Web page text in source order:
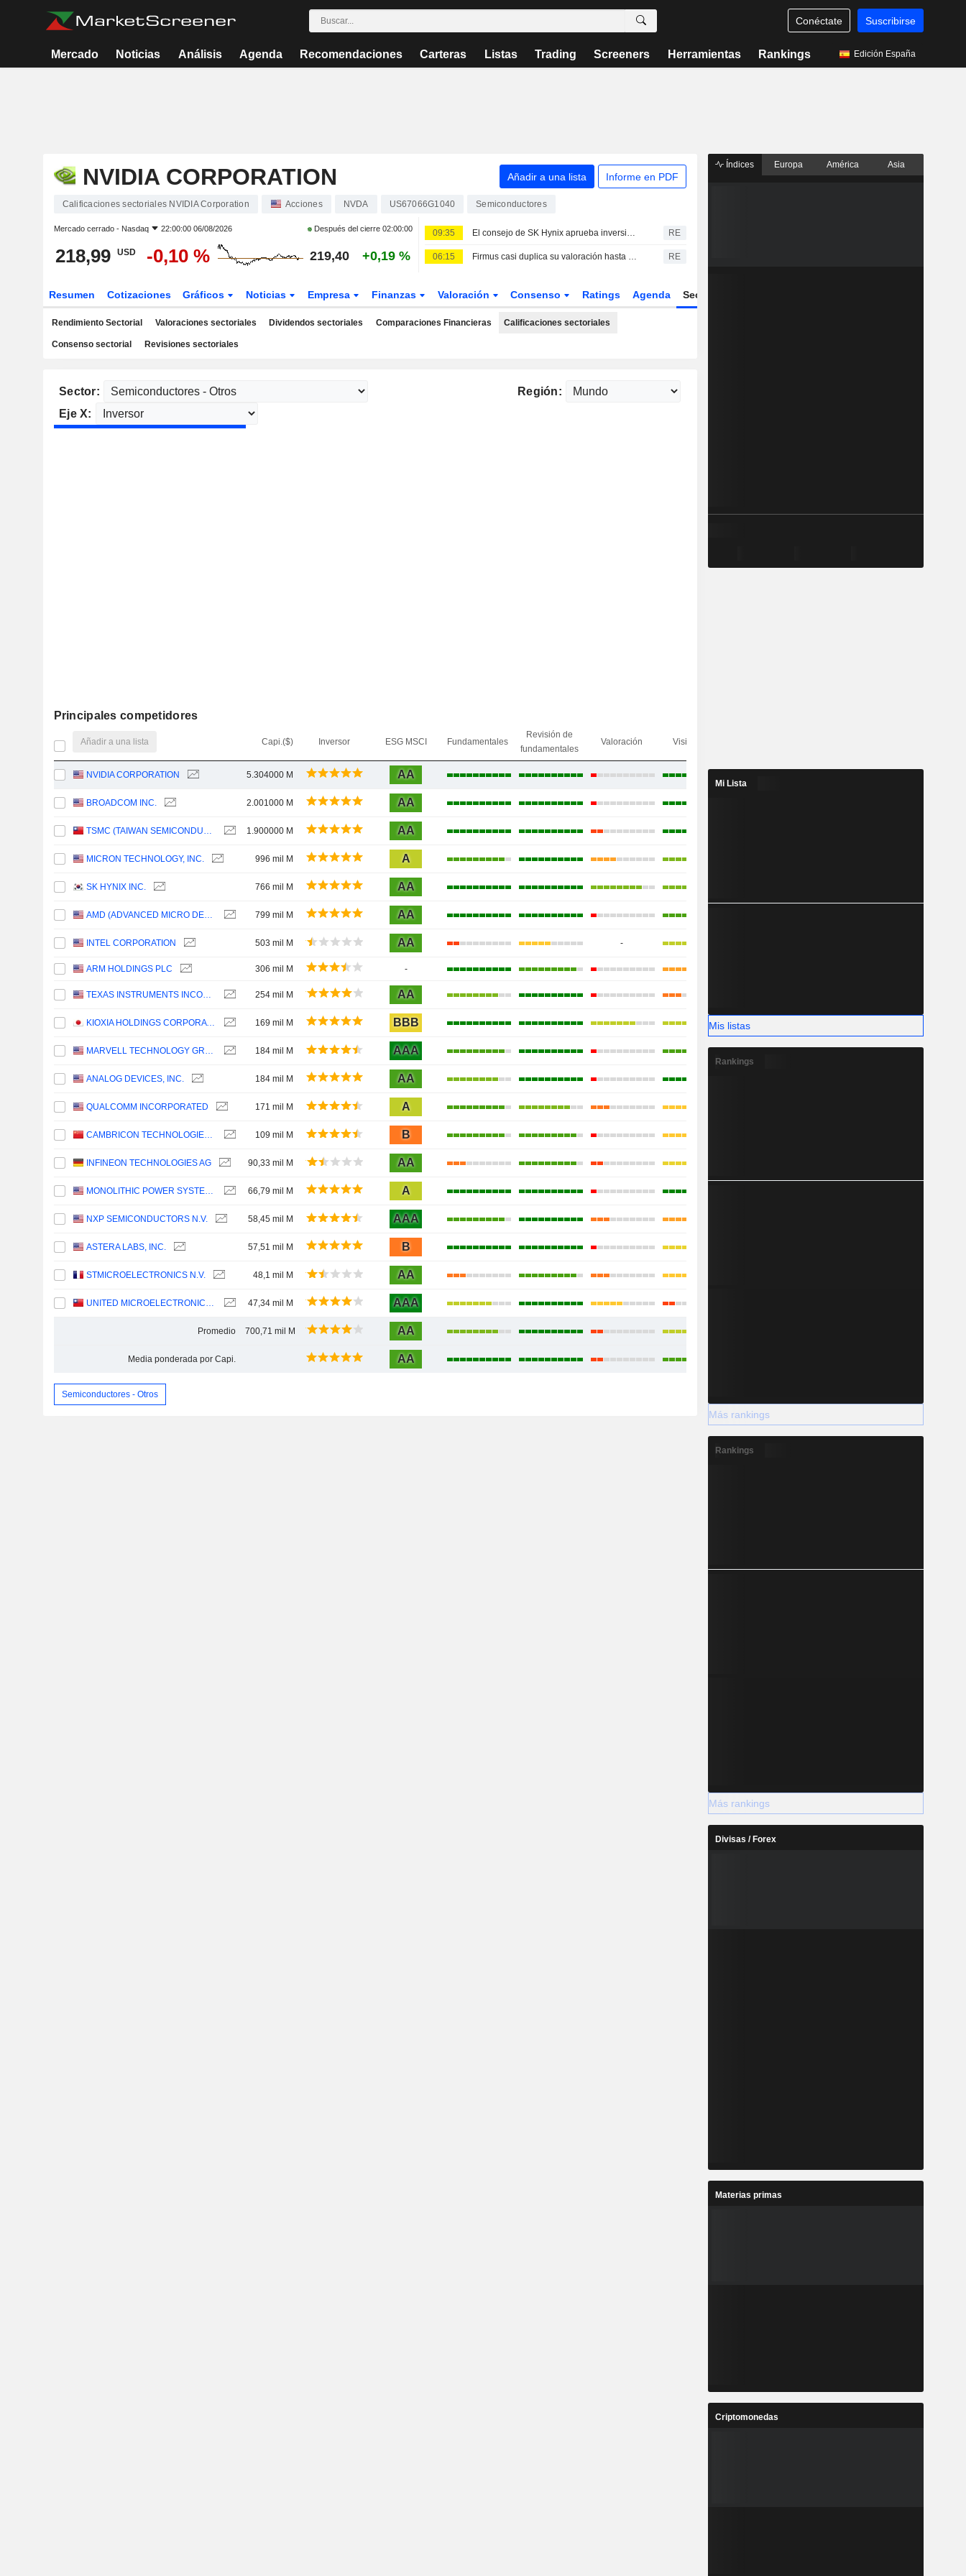
Conéctate Suscribirse
Mercado Noticias Análisis Agenda Recomendaciones Carteras Listas Trading Screeners Herramientas Rankings Edición España
NVIDIA CORPORATION Añadir a una lista Informe en PDF
Calificaciones sectoriales NVIDIA Corporation Acciones NVDA US67066G1040 Semiconductores
Mercado cerrado - Nasdaq 22:00:00 06/08/2026 Después del cierre02:00:00
218,99 USD -0,10 % 219,40 +0,19 %
09:35 El consejo de SK Hynix aprueba inversiones por 38.300 millones USD para sus plantas de chips en Yongin y Cheongju RE
06:15 Firmus casi duplica su valoración hasta superar los 10.500 millones USD en una ronda respaldada por Nvidia RE
Resumen Cotizaciones Gráficos Noticias Empresa Finanzas Valoración Consenso Ratings Agenda Sector
Rendimiento Sectorial Valoraciones sectoriales Dividendos sectoriales Comparaciones Financieras Calificaciones sectoriales
Consenso sectorial Revisiones sectoriales
Sector:
Región:
Eje X:
Principales competidores
Añadir a una lista Capi.($) Inversor ESG MSCI Fundamentales
Revisión de
fundamentales
Valoración Visibilidad
NVIDIA CORPORATION 5.304000 M AA
BROADCOM INC. 2.001000 M AA
TSMC (TAIWAN SEMICONDUCTOR MANUFACTURING COMPANY) 1.900000 M AA
MICRON TECHNOLOGY, INC. 996 mil M A
SK HYNIX INC. 766 mil M AA
AMD (ADVANCED MICRO DEVICES) 799 mil M AA
INTEL CORPORATION 503 mil M AA -
ARM HOLDINGS PLC 306 mil M -
TEXAS INSTRUMENTS INCORPORATED 254 mil M AA
KIOXIA HOLDINGS CORPORATION 169 mil M BBB
MARVELL TECHNOLOGY GROUP LTD 184 mil M AAA
ANALOG DEVICES, INC. 184 mil M AA
QUALCOMM INCORPORATED 171 mil M A
CAMBRICON TECHNOLOGIES CORPORATION LIMITED 109 mil M B
INFINEON TECHNOLOGIES AG 90,33 mil M AA
MONOLITHIC POWER SYSTEMS, INC. 66,79 mil M A
NXP SEMICONDUCTORS N.V. 58,45 mil M AAA
ASTERA LABS, INC. 57,51 mil M B
STMICROELECTRONICS N.V. 48,1 mil M AA
UNITED MICROELECTRONICS CORPORATION 47,34 mil M AAA
Promedio 700,71 mil M AA
Media ponderada por Capi. AA
Semiconductores - Otros
Índices Europa América Asia
Mi Lista
Mis listas
Rankings
Más rankings
Rankings
Más rankings
Divisas / Forex
Materias primas
Criptomonedas